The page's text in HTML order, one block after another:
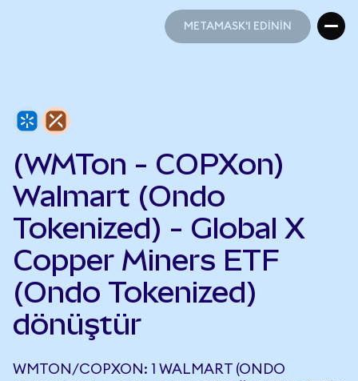
METAMASK'I EDİNİN
(WMTon - COPXon)
Walmart (Ondo
Tokenized) - Global X
Copper Miners ETF
(Ondo Tokenized)
dönüştür
WMTON/COPXON: 1 WALMART (ONDO